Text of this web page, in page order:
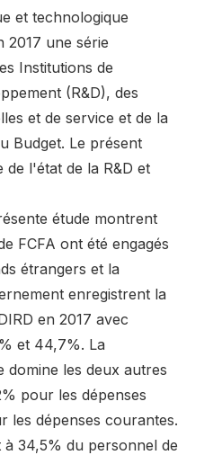
et technologique
2017 une série
Institutions de
(R&D), des
et de service et de la
Budget. Le présent
l'état de la R&D et
étude montrent
FCFA ont été engagés
étrangers et la
enregistrent la
en 2017 avec
et 44,7%. La
domine les deux autres
pour les dépenses
les dépenses courantes.
34,5% du personnel de